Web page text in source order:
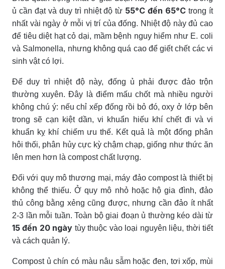
ủ cần đạt và duy trì nhiệt độ từ 55°C đến 65°C trong ít
nhất vài ngày ở mỗi vị trí của đống. Nhiệt độ này đủ cao
để tiêu diệt hạt cỏ dại, mầm bệnh nguy hiểm như E. coli
và Salmonella, nhưng không quá cao để giết chết các vi
sinh vật có lợi.
Để duy trì nhiệt độ này, đống ủ phải được đảo trộn
thường xuyên. Đây là điểm mấu chốt mà nhiều người
không chú ý: nếu chỉ xếp đống rồi bỏ đó, oxy ở lớp bên
trong sẽ cạn kiệt dần, vi khuẩn hiếu khí chết đi và vi
khuẩn kỵ khí chiếm ưu thế. Kết quả là một đống phân
hôi thối, phân hủy cực kỳ chậm chạp, giống như thức ăn
lên men hơn là compost chất lượng.
Đối với quy mô thương mại, máy đảo compost là thiết bị
không thể thiếu. Ở quy mô nhỏ hoặc hộ gia đình, đảo
thủ công bằng xẻng cũng được, nhưng cần đảo ít nhất
2-3 lần mỗi tuần. Toàn bộ giai đoạn ủ thường kéo dài từ
15 đến 20 ngày tùy thuộc vào loại nguyên liệu, thời tiết
và cách quản lý.
Compost ủ chín có màu nâu sẫm hoặc đen, tơi xốp, mùi